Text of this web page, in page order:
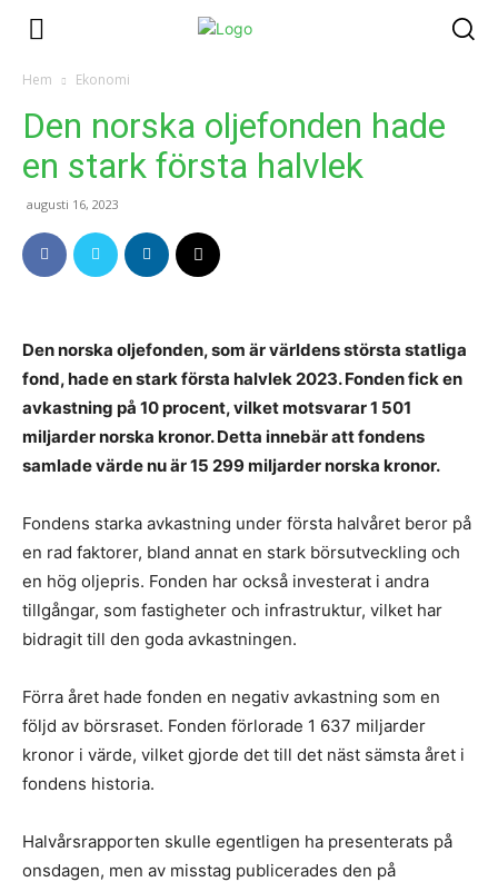
Hem Ekonomi
Den norska oljefonden hade
en stark första halvlek
augusti 16, 2023
Den norska oljefonden, som är världens största statliga
fond, hade en stark första halvlek 2023. Fonden fick en
avkastning på 10 procent, vilket motsvarar 1 501
miljarder norska kronor. Detta innebär att fondens
samlade värde nu är 15 299 miljarder norska kronor.
Fondens starka avkastning under första halvåret beror på
en rad faktorer, bland annat en stark börsutveckling och
en hög oljepris. Fonden har också investerat i andra
tillgångar, som fastigheter och infrastruktur, vilket har
bidragit till den goda avkastningen.
Förra året hade fonden en negativ avkastning som en
följd av börsraset. Fonden förlorade 1 637 miljarder
kronor i värde, vilket gjorde det till det näst sämsta året i
fondens historia.
Halvårsrapporten skulle egentligen ha presenterats på
onsdagen, men av misstag publicerades den på